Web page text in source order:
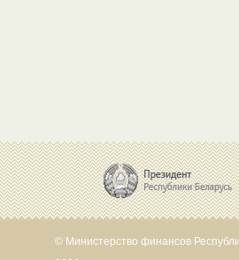
© Министерство финансов